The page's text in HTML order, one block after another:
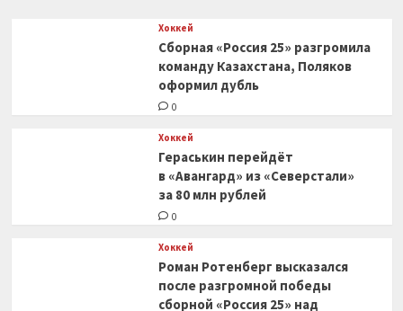
Хоккей
Сборная «Россия 25» разгромила
команду Казахстана, Поляков
оформил дубль
0
Хоккей
Гераськин перейдёт
в «Авангард» из «Северстали»
за 80 млн рублей
0
Хоккей
Роман Ротенберг высказался
после разгромной победы
сборной «Россия 25» над